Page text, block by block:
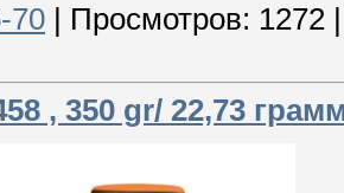
70 Просмотров: 1272
, 350 gr/ 22,73